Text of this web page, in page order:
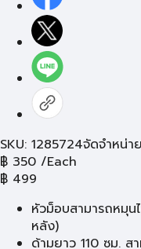
SKU: 1285724จัดจำหน่า
฿ 350 /Each
฿ 499
หัวม็อบสามารถหมุ
หลัง)
ด้ามยาว 110 ซม. ส